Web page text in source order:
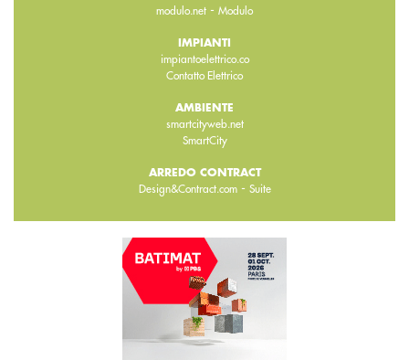
modulo.net - Modulo
IMPIANTI
impiantoelettrico.co
Contatto Elettrico
AMBIENTE
smartcityweb.net
SmartCity
ARREDO CONTRACT
Design&Contract.com- Suite